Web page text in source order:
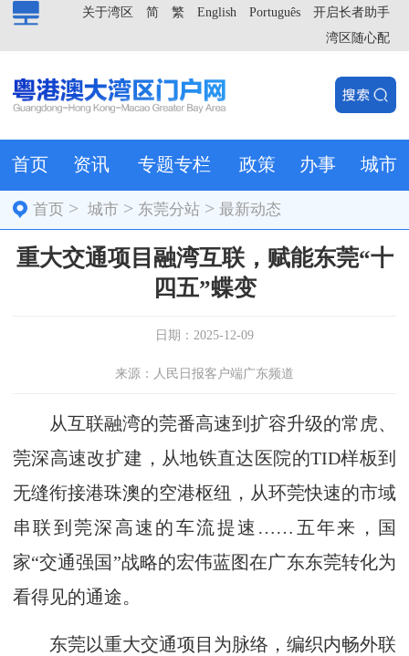
开启长者助手
Português
English
繁
简
关于湾区
湾区随心配
首页 资讯 专题专栏 政策 办事 城市
首页 >城市 > 东莞分站 >最新动态
重大交通项目融湾互联，赋能东莞“十
四五”蝶变
日期：2025-12-09
来源：人民日报客户端广东频道
从互联融湾的莞番高速到扩容升级的常虎、
莞深高速改扩建，从地铁直达医院的TID样板到
无缝衔接港珠澳的空港枢纽，从环莞快速的市域
串联到莞深高速的车流提速……五年来，国
家“交通强国”战略的宏伟蓝图在广东东莞转化为
看得见的通途。
东莞以重大交通项目为脉络，编织内畅外联